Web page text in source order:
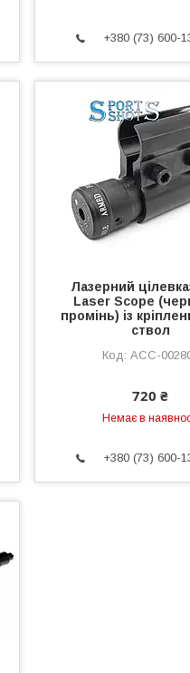
+380 (73) 600-
Лазерний
Laser Scope
промінь) із
ствол
ACC-
720 ₴
Немає в
+380 (73) 600-